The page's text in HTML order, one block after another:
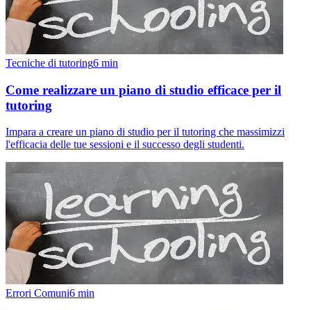
Tecniche di tutoring6 min
Come realizzare un piano di studio efficace per il
tutoring
Impara a creare un piano di studio per il tutoring che massimizzi
l'efficacia delle tue sessioni e il successo degli studenti.
Errori Comuni6 min